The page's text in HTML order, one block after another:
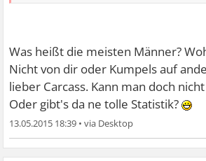
Achso
Sorry Sina.... Nun, es ist aber
dass die meisten Männer keine Frauen
wollen und das ist bei mir genauso
ich auch Freundinnen mit Kind hatte.
lange, ist ja nicht wertend gemeint. Es
Was heißt die meisten Männer?
Nicht von dir oder Kumpels auf
lieber Carcass. Kann man doch
Oder gibt's da ne tolle Statistik?
13.05.2015 18:39 •